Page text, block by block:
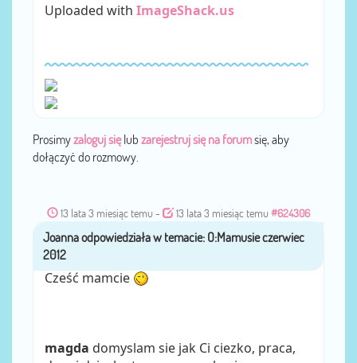
Uploaded with ImageShack.us
Prosimyzaloguj sięlub zarejestruj się na forumsię, aby
dołączyć do rozmowy.
13 lata 3 miesiąc temu - 13 lata 3 miesiąc temu #624306
przezJoanna
Cześć mamcie
magda domyslam sie jak Ci ciezko, praca,